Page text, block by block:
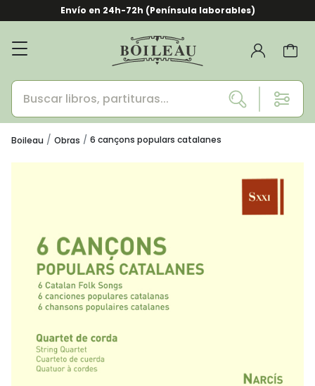
Envío en 24h-72h (Península laborables)
Boileau Obras 6 cançons populars catalanes